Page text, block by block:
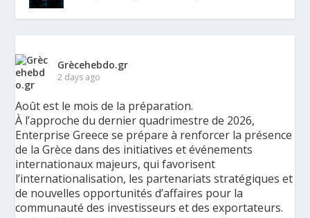
Grècehebdo.gr
2 days ago
Août est le mois de la préparation.
À l’approche du dernier quadrimestre de 2026,
Enterprise Greece se prépare à renforcer la présence
de la Grèce dans des initiatives et événements
internationaux majeurs, qui favorisent
l’internationalisation, les partenariats stratégiques et
de nouvelles opportunités d’affaires pour la
communauté des investisseurs et des exportateurs.